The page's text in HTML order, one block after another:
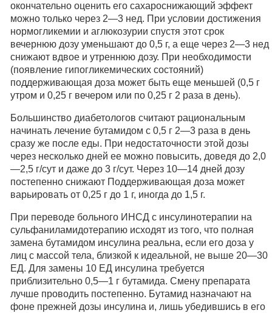
окончательно оценить его сахароснижающий эффект
можно только через 2—3 нед. При условии достижения
нормогликемии и аглюкозурии спустя этот срок
вечернюю дозу уменьшают до 0,5 г, а еще через 2—3 нед
снижают вдвое и утреннюю дозу. При необходимости
(появление гипогликемических состояний)
поддерживающая доза может быть еще меньшей (0,5 г
утром и 0,25 г вечером или по 0,25 г 2 раза в день).
Большинство диабетологов считают рациональным
начинать лечение бутамидом с 0,5 г 2—3 раза в день
сразу же после еды. При недостаточности этой дозы
через несколько дней ее можно повысить, доведя до 2,0
—2,5 г/сут и даже до 3 г/сут. Через 10—14 дней дозу
постепенно снижают Поддерживающая доза может
варьировать от 0,25 г до 1 г, иногда до 1,5 г.
При переводе больного ИНСД с инсулинотерапии на
сульфаниламидотерапию исходят из того, что полная
замена бутамидом инсулина реальна, если его доза у
лиц с массой тела, близкой к идеальной, не выше 20—30
ЕД. Для замены 10 ЕД инсулина требуется
приблизительно 0,5—1 г бутамида. Смену препарата
лучше проводить постепенно. Бутамид назначают на
фоне прежней дозы инсулина и, лишь убедившись в его